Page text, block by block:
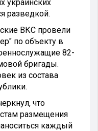
украинских
разведкой.
ВКС провели
по объекту в
82-
бригады.
из состава
что
размещения
каждый